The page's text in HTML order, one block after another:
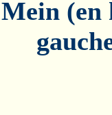
Mein (en